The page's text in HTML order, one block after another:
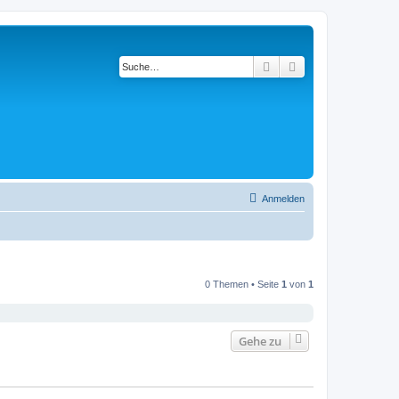
Suche
Anmelden
0 Themen • Seite 1 von 1
Gehe zu